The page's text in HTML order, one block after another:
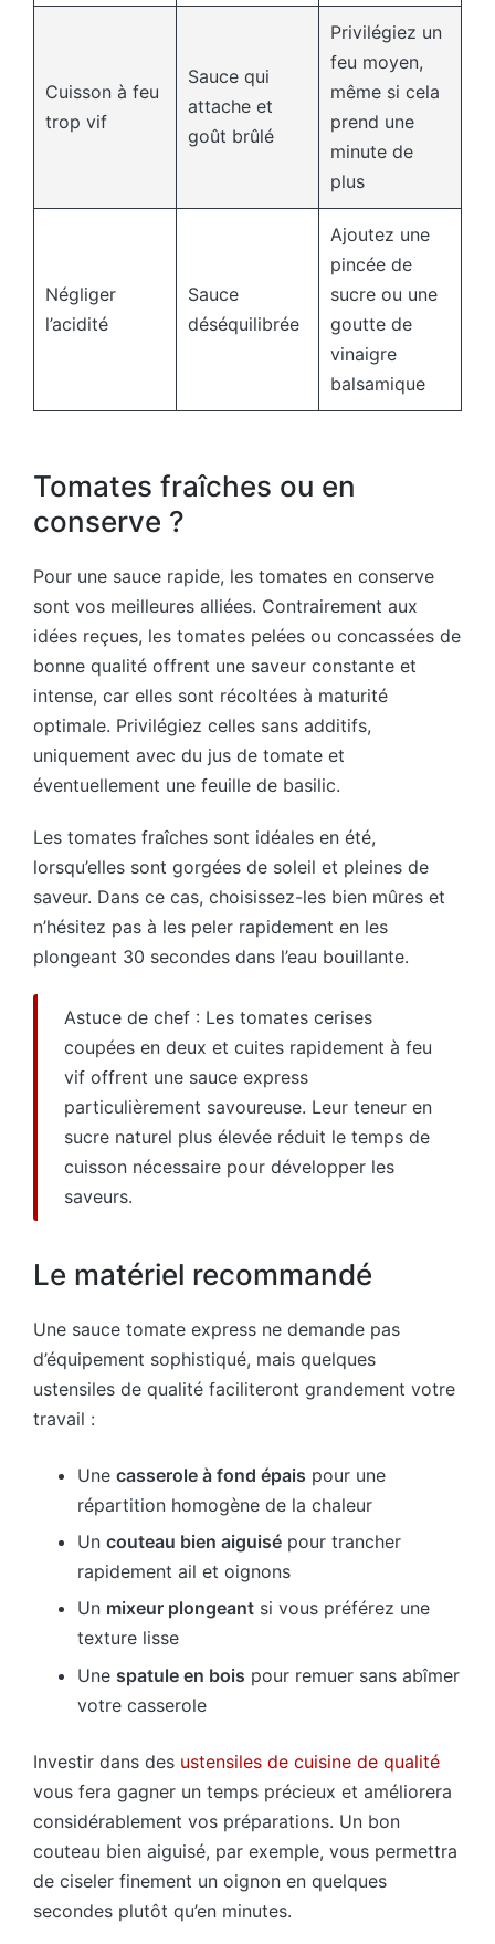
Cuisson à feu
trop vif
Sauce qui
attache et
goût brûlé
Privilégiez un
feu moyen,
même si cela
prend une
minute de
plus
Négliger
l’acidité
Sauce
déséquilibrée
Ajoutez une
pincée de
sucre ou une
goutte de
vinaigre
balsamique
Tomates fraîches ou en
conserve ?
Pour une sauce rapide, les tomates en conserve
sont vos meilleures alliées. Contrairement aux
idées reçues, les tomates pelées ou concassées de
bonne qualité offrent une saveur constante et
intense, car elles sont récoltées à maturité
optimale. Privilégiez celles sans additifs,
uniquement avec du jus de tomate et
éventuellement une feuille de basilic.
Les tomates fraîches sont idéales en été,
lorsqu’elles sont gorgées de soleil et pleines de
saveur. Dans ce cas, choisissez-les bien mûres et
n’hésitez pas à les peler rapidement en les
plongeant 30 secondes dans l’eau bouillante.
Astuce de chef : Les tomates cerises
coupées en deux et cuites rapidement à feu
vif offrent une sauce express
particulièrement savoureuse. Leur teneur en
sucre naturel plus élevée réduit le temps de
cuisson nécessaire pour développer les
saveurs.
Le matériel recommandé
Une sauce tomate express ne demande pas
d’équipement sophistiqué, mais quelques
ustensiles de qualité faciliteront grandement votre
travail :
Une casserole à fond épais pour une
répartition homogène de la chaleur
Un couteau bien aiguisé pour trancher
rapidement ail et oignons
Un mixeur plongeant si vous préférez une
texture lisse
Une spatule en bois pour remuer sans abîmer
votre casserole
Investir dans des ustensiles de cuisine de qualité
vous fera gagner un temps précieux et améliorera
considérablement vos préparations. Un bon
couteau bien aiguisé, par exemple, vous permettra
de ciseler finement un oignon en quelques
secondes plutôt qu’en minutes.